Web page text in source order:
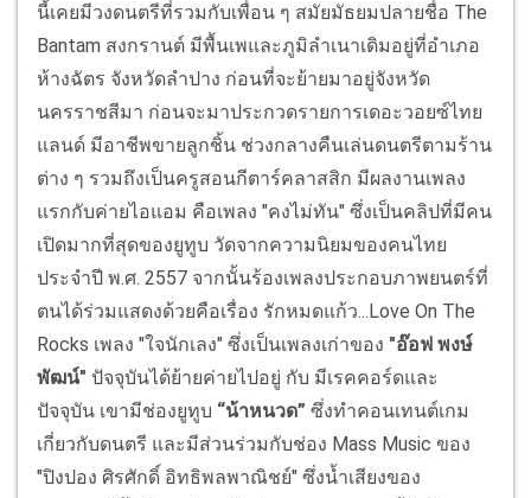
นี้เคยมีวงดนตรีที่รวมกับเพื่อน ๆ สมัยมัธยมปลายชื่อ The
Bantam สงกรานต์ มีพื้นเพและภูมิลำเนาเดิมอยู่ที่อำเภอ
ห้างฉัตร จังหวัดลำปาง ก่อนที่จะย้ายมาอยู่จังหวัด
นครราชสีมา ก่อนจะมาประกวดรายการเดอะวอยซ์ไทย
แลนด์ มีอาชีพขายลูกชิ้น ช่วงกลางคืนเล่นดนตรีตามร้าน
ต่าง ๆ รวมถึงเป็นครูสอนกีตาร์คลาสสิก มีผลงานเพลง
แรกกับค่ายไอแอม คือเพลง "คงไม่ทัน" ซึ่งเป็นคลิปที่มีคน
เปิดมากที่สุดของยูทูบ วัดจากความนิยมของคนไทย
ประจำปี พ.ศ. 2557 จากนั้นร้องเพลงประกอบภาพยนตร์ที่
ตนได้ร่วมแสดงด้วยคือเรื่อง รักหมดแก้ว...Love On The
Rocks เพลง "ใจนักเลง" ซึ่งเป็นเพลงเก่าของ "อ๊อฟ พงษ์
พัฒน์" ปัจจุบันได้ย้ายค่ายไปอยู่ กับ มีเรคคอร์ดและ
ปัจจุบัน เขามีช่องยูทูบ “น้าหนวด” ซึ่งทำคอนเทนต์เกม
เกี่ยวกับดนตรี และมีส่วนร่วมกับช่อง Mass Music ของ
"ปิงปอง ศิรศักดิ์ อิทธิพลพาณิชย์" ซึ่งน้ำเสียงของ